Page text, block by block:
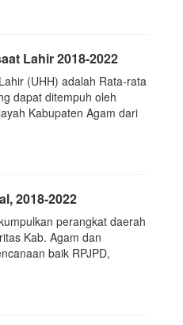
Lahir 2018-2022
(UHH) adalah Rata-rata
dapat ditempuh oleh
Kabupaten Agam dari
2018-2022
perangkat daerah
Kab. Agam dan
baik RPJPD,